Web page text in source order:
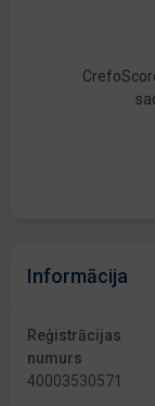
Informācija
Reģistrācijas
numurs
40003530571